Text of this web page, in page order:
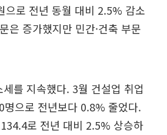
으로 전년 동월 대비 2.5% 감소
은 증가했지만 민간·건축 부문
를 지속했다. 3월 건설업 취업
으로 전년보다 0.8% 줄었다.
로 전년 대비 2.5% 상승하